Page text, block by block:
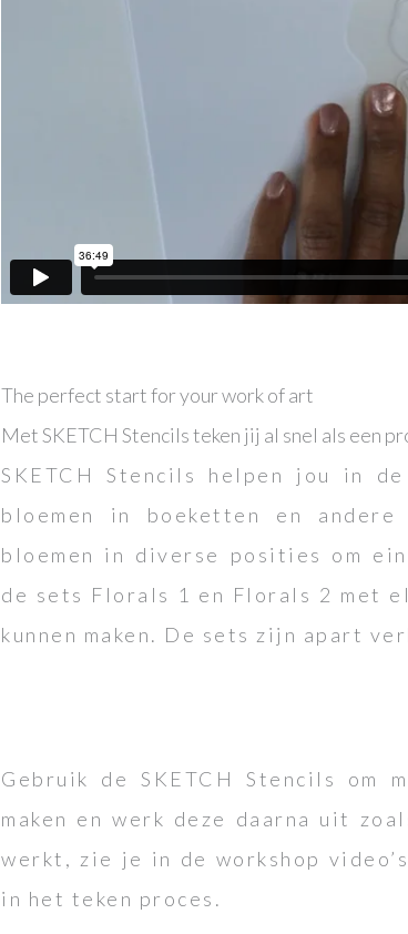
The perfect start for your work of art
Met SKETCH Stencils teken jij al snel als een
SKETCH Stencils helpen jou in
bloemen in boeketten en andere
bloemen in diverse posities om
de sets Florals 1 en Florals 2 met
kunnen maken. De sets zijn apart
Gebruik de SKETCH Stencils
maken en werk deze daarna uit
werkt, zie je in de workshop
in het teken proces.